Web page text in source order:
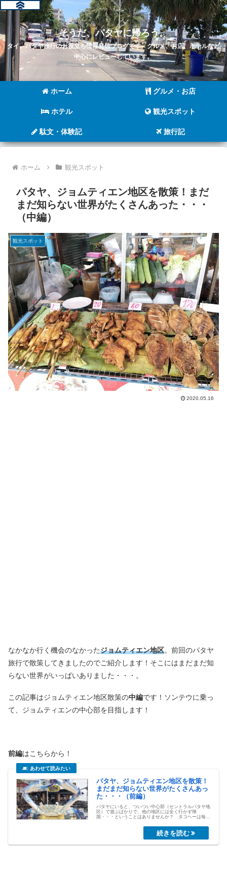
そうだ、パタヤに帰ろう。
タイ、パタヤ旅行のお役立ち情報発信ブログです。グルメ、お店、ホテルなど
中心にレビューしています。
ホーム グルメ・お店
ホテル 観光スポット
駄文・体験記 旅行記
ホーム 観光スポット
パタヤ、ジョムティエン地区を散策！まだ
まだ知らない世界がたくさんあった・・・
（中編）
観光スポット
2020.05.16
なかなか行く機会のなかったジョムティエン地区。前回のパタヤ
旅行で散策してきましたのでご紹介します！そこにはまだまだ知
らない世界がいっぱいありました・・・。
この記事はジョムティエン地区散策の中編です！ソンテウに乗っ
て、ジョムティエンの中心部を目指します！
前編はこちらから！
パタヤ、ジョムティエン地区を散策！
まだまだ知らない世界がたくさんあっ
た・・・（前編）
パタヤにいると、ついつい中心部（セントラルパタヤ地
区）で遊ぶばかりで、他の地区には全く行かず帰
国・・・ということはありませんか？ タコヘーは毎回